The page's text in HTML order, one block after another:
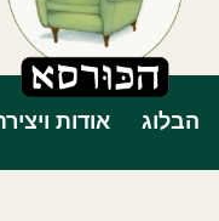
הבלוג אודות